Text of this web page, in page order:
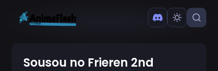
Sousou no Frieren 2nd